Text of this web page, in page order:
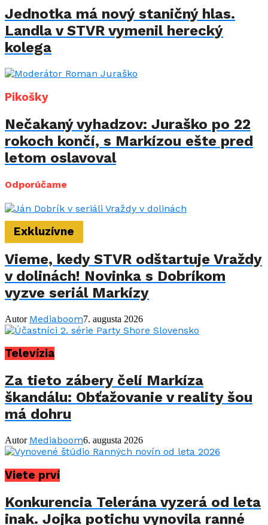
Jednotka má nový staničný hlas.
Landla v STVR vymenil herecký
kolega
Pikošky
Nečakaný vyhadzov: Juraško po 22
rokoch končí, s Markízou ešte pred
letom oslavoval
Odporúčame
Exkluzívne
Vieme, kedy STVR odštartuje Vraždy
v dolinách! Novinka s Dobríkom
vyzve seriál Markízy
Autor Mediaboom7. augusta 2026
Televízia
Za tieto zábery čelí Markíza
škandálu: Obťažovanie v reality šou
má dohru
Autor Mediaboom6. augusta 2026
Viete prví
Konkurencia Telerána vyzerá od leta
inak. Jojka potichu vynovila ranné